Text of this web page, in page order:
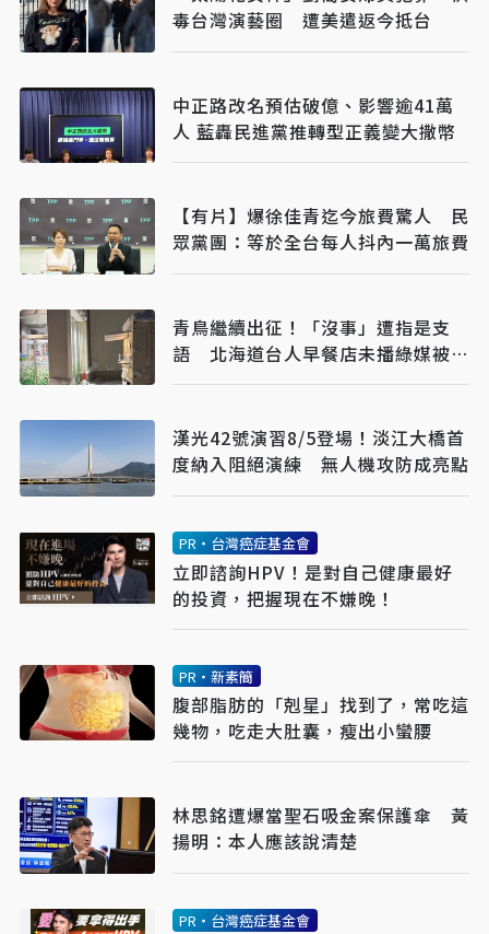
毒台灣演藝圈 遭美遣返今抵台
中正路改名預估破億、影響逾41萬
人 藍轟民進黨推轉型正義變大撒幣
【有片】爆徐佳青迄今旅費驚人 民
眾黨團：等於全台每人抖內一萬旅費
青鳥繼續出征！「沒事」遭指是支
語 北海道台人早餐店未播綠媒被抵
制
漢光42號演習8/5登場！淡江大橋首
度納入阻絕演練 無人機攻防成亮點
PR・台灣癌症基金會
立即諮詢HPV！是對自己健康最好
的投資，把握現在不嫌晚！
PR・新素簡
腹部脂肪的「剋星」找到了，常吃這
幾物，吃走大肚囊，瘦出小蠻腰
林思銘遭爆當聖石吸金案保護傘 黃
揚明：本人應該說清楚
PR・台灣癌症基金會